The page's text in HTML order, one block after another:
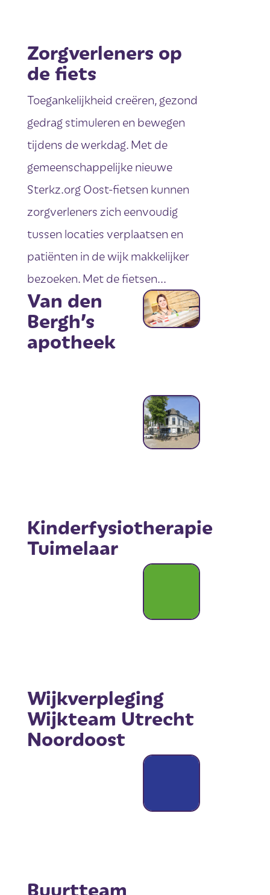
Zorgverleners op
de fiets
Toegankelijkheid creëren, gezond
gedrag stimuleren en bewegen
tijdens de werkdag. Met de
gemeenschappelijke nieuwe
Sterkz.org Oost-fietsen kunnen
zorgverleners zich eenvoudig
tussen locaties verplaatsen en
patiënten in de wijk makkelijker
bezoeken. Met de fietsen...
Van den
Bergh’s
apotheek
Kinderfysiotherapie
Tuimelaar
Wijkverpleging
Wijkteam Utrecht
Noordoost
Buurtteam